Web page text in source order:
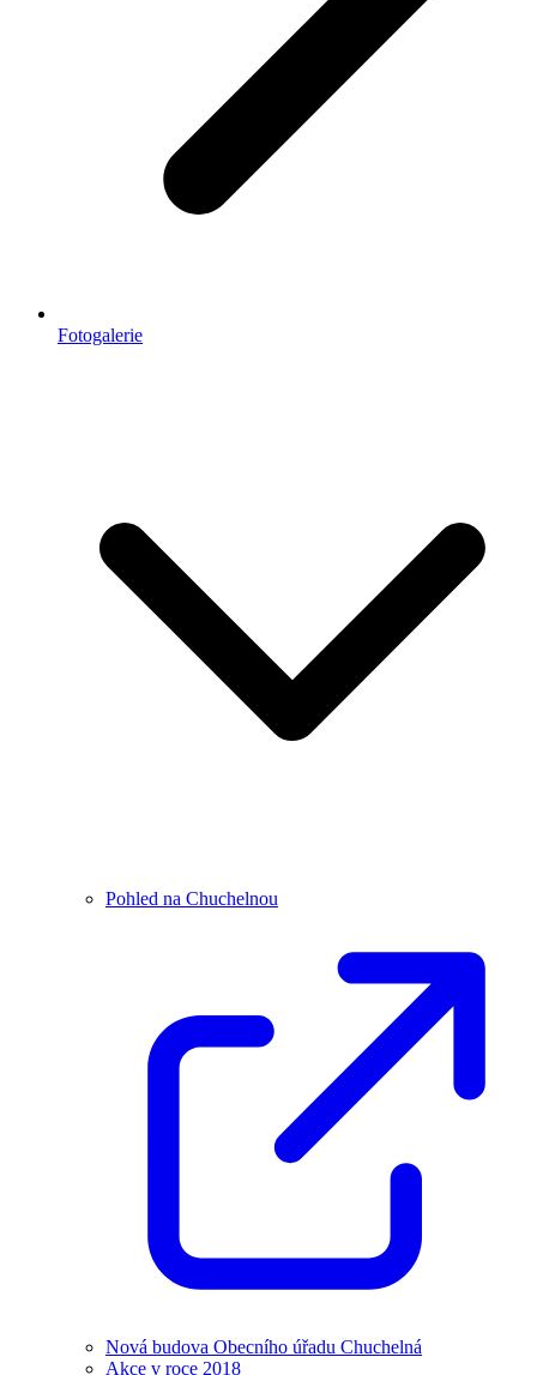
Fotogalerie
Pohled na Chuchelnou
Nová budova Obecního úřadu Chuchelná
Akce v roce 2018